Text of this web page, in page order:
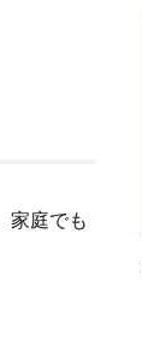
家庭でも